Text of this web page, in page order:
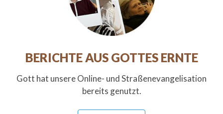
BERICHTE AUS GOTTES ERNTE
Gott hat unsere Online- und Straßenevangelisation
bereits genutzt.